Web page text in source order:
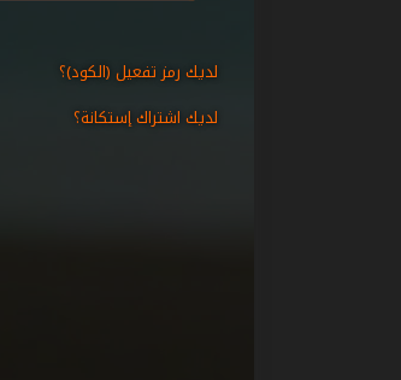
لديك رمز تفعيل (الكود)؟
لديك اشتراك إستكانة؟